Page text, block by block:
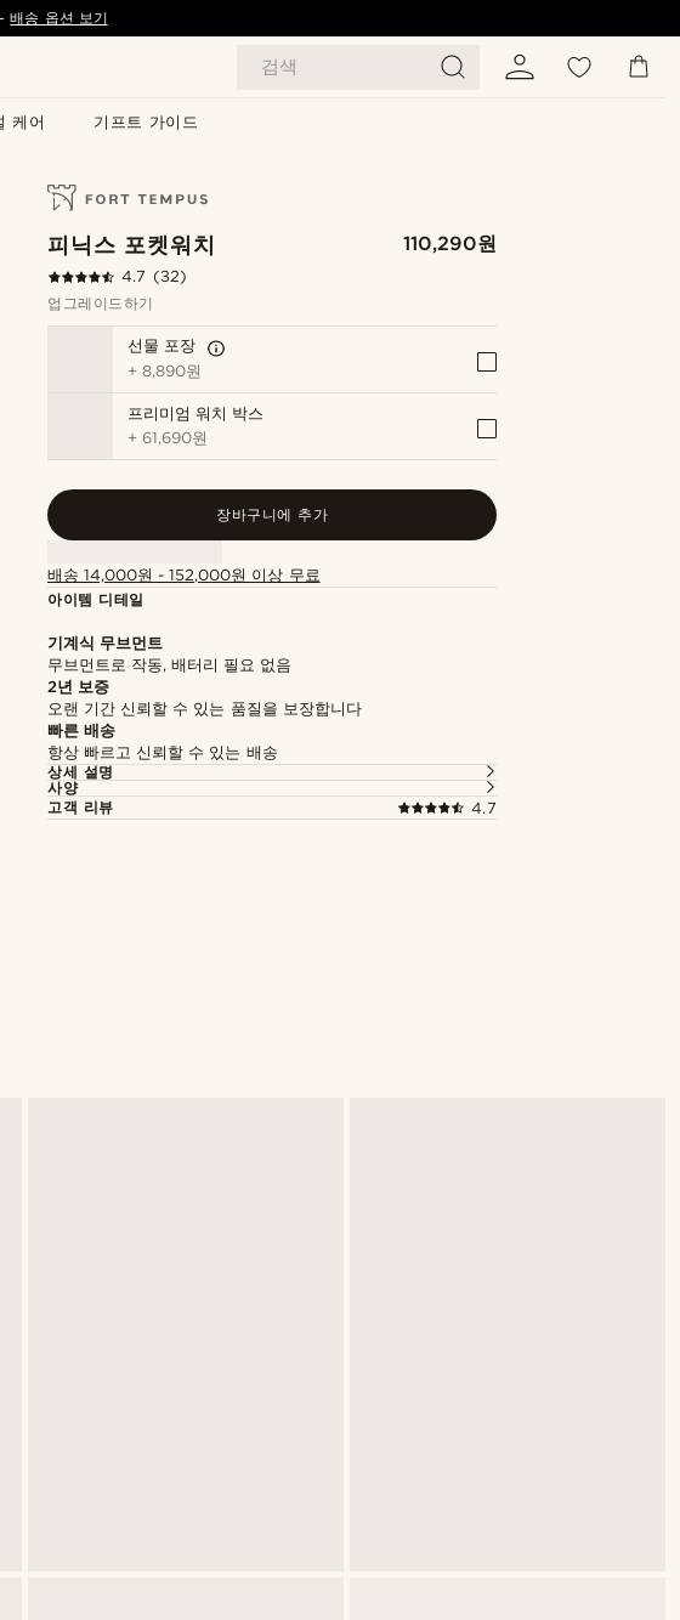
검색
케어 기프트 가이드
- 배송 옵션 보기
피닉스 포켓워치 110,290원
4.7 (32)
업그레이드하기
선물 포장
+8,890원
프리미엄 워치 박스
+61,690원
장바구니에 추가
배송 14,000원 - 152,000원 이상 무료
아이템 디테일
기계식 무브먼트
무브먼트로 작동, 배터리 필요 없음
2년 보증
오랜 기간 신뢰할 수 있는 품질을 보장합니다
빠른 배송
항상 빠르고 신뢰할 수 있는 배송
상세 설명
사양
고객 리뷰
4.7